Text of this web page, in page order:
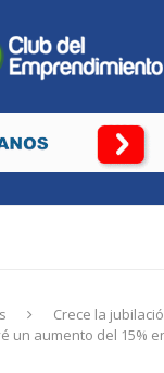
Crece la
un aumento del 15%